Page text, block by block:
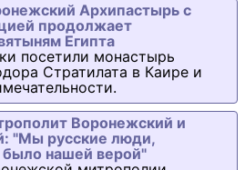
Архипастырь с
продолжает
Египта
посетили монастырь
Стратилата в Каире и
Воронежский и
"Мы русские люди,
было нашей верой"